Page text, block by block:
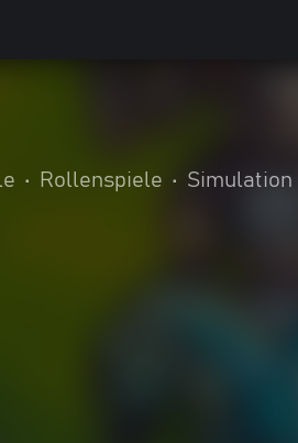
• Rollenspiele • Simulation